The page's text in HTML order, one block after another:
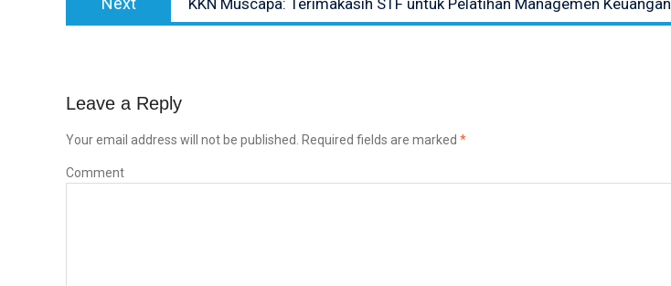
post:
KKN Muscapa: Terimakasih STF untuk Pelatihan Managemen Keuangan
Leave a Reply
Your email address will not be published. Required fields are marked *
Comment